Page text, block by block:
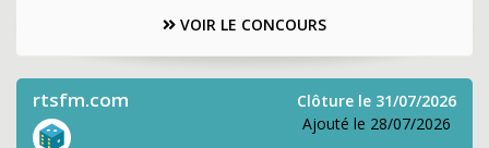
VOIR LE CONCOURS
rtsfm.com
Clôture le 31/07/2026
Ajouté le 28/07/2026